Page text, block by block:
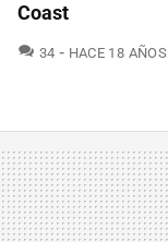
Coast
34 COMENTARIOS
HACE 18 AÑOS